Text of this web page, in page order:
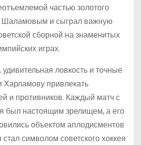
частью золотого
Шаламовым и сыграл важную
сборной на знаменитых
играх.
ловкость и точные
Харламову привлекать
и противников. Каждый матч с
был настоящим зрелищем, а его
объектом аплодисментов
символом советского хоккея